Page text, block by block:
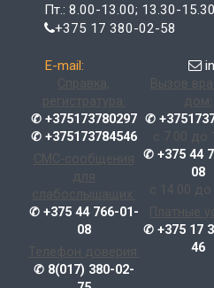
Пт.: 8.00-13.00; 13.30-15.30
+375 17 380-02-58
E-mail:
Справка,
регистратура:
✆ +375173780297
✆ +375173784546
СМС-сообщения
для
слабослышащих:
✆ +375 44 766-01-
08
Телефон доверия:
✆ 8(017) 380-02-
Вызов
дом:
✆
с 7.00 до
✆ +375 44
08
с 14.00 до
Платные
✆ +375 17
46